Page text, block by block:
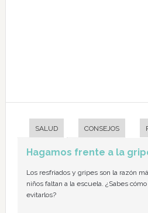
SALUD CONSEJOS
Hagamos frente a la
Los resfriados y gripes son la razón
niños faltan a la escuela. ¿Sabes
evitarlos?